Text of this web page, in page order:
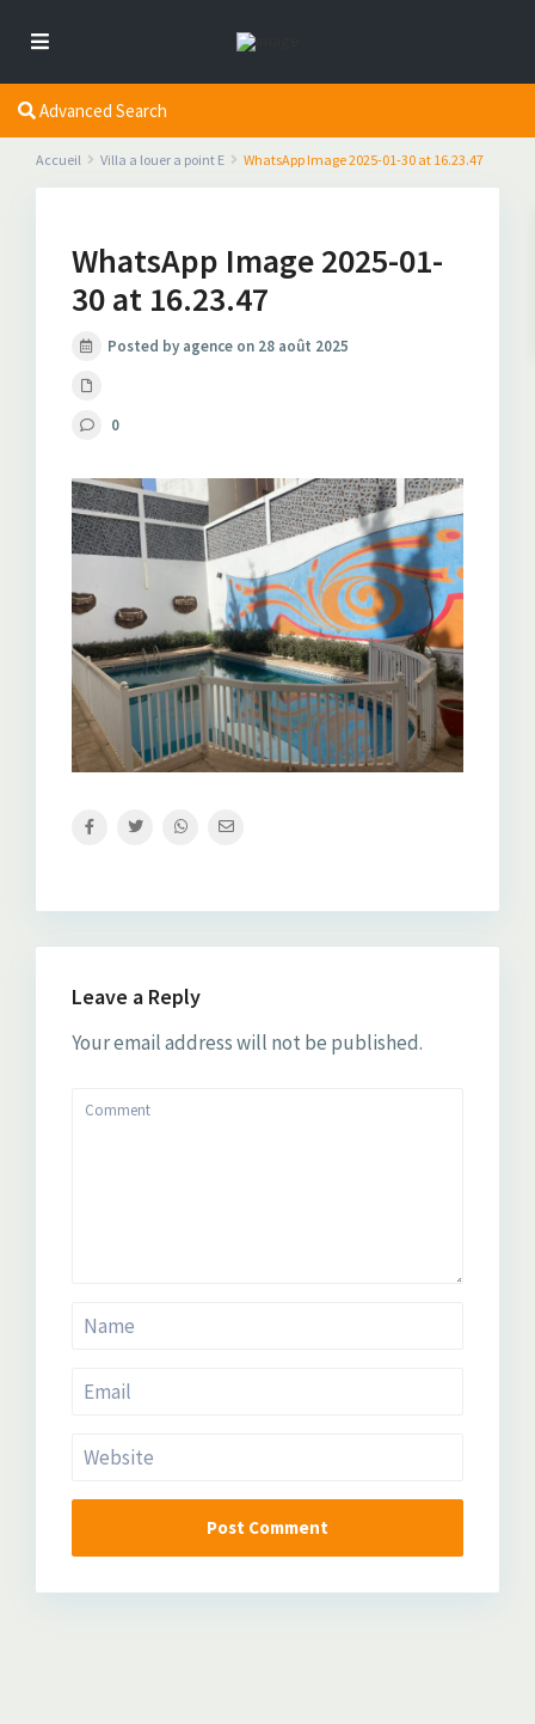
Advanced Search
Accueil Villa a louer a point E WhatsApp Image 2025-01-30 at 16.23.47
WhatsApp Image 2025-01-
30 at 16.23.47
Posted by agence on 28 août 2025
0
Leave a Reply
Your email address will not be published.